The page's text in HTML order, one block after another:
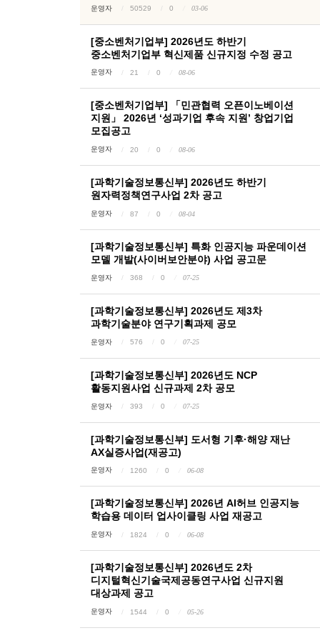
운영자 50529 0 03-06
[중소벤처기업부] 2026년도 하반기
중소벤처기업부 혁신제품 신규지정 수정 공고
운영자 21 0 08-06
[중소벤처기업부] 「민관협력 오픈이노베이션
지원」 2026년 ‘성과기업 후속 지원’ 창업기업
모집공고
운영자 20 0 08-06
[과학기술정보통신부] 2026년도 하반기
원자력정책연구사업 2차 공고
운영자 87 0 08-04
[과학기술정보통신부] 특화 인공지능 파운데이션
모델 개발(사이버보안분야) 사업 공고문
운영자 368 0 07-25
[과학기술정보통신부] 2026년도 제3차
과학기술분야 연구기획과제 공모
운영자 576 0 07-25
[과학기술정보통신부] 2026년도 NCP
활동지원사업 신규과제 2차 공모
운영자 393 0 07-25
[과학기술정보통신부] 도서형 기후·해양 재난
AX실증사업(재공고)
운영자 1260 0 06-08
[과학기술정보통신부] 2026년 AI허브 인공지능
학습용 데이터 업사이클링 사업 재공고
운영자 1824 0 06-08
[과학기술정보통신부] 2026년도 2차
디지털혁신기술국제공동연구사업 신규지원
대상과제 공고
운영자 1544 0 05-26